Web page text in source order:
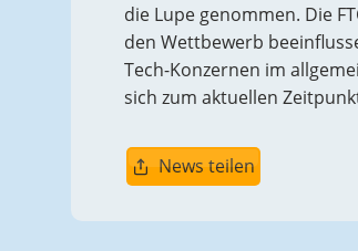
die Lupe genommen. Die
den Wettbewerb
Tech-Konzernen im
sich zum aktuellen
News teilen